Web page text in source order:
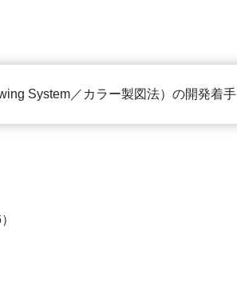
System／カラー製図法）の開発着手